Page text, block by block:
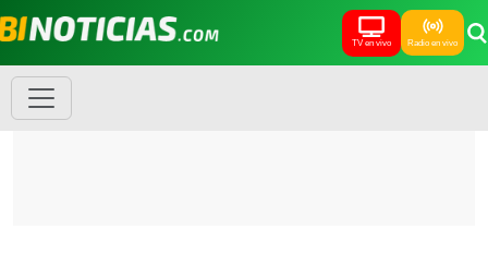
TV en vivo Radio en vivo